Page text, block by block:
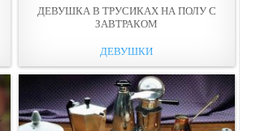
ДЕВУШКА В ТРУСИКАХ НА ПОЛУ С
ЗАВТРАКОМ
ДЕВУШКИ